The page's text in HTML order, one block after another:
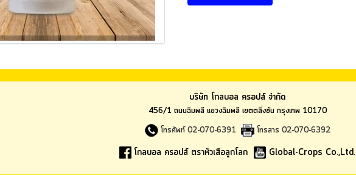
บริษัท โกลบอล ครอปส์ จำกัด
456/1 ถนนฉิมพลี แขวงฉิมพลี เขตตลิ่งชัน กรุงเทพ 10170
โทรศัพท์ 02-070-6391
โทรสาร 02-070-6392
โกลบอล ครอปส์ ตราหัวเสือลูกโลก Global-Crops Co.,Ltd.